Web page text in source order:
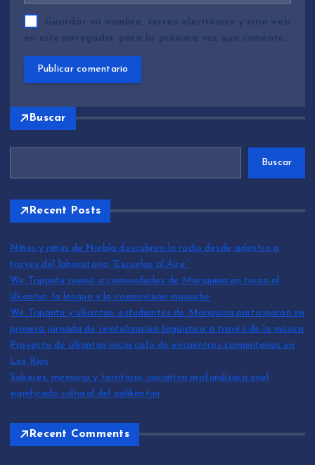
Guardar mi nombre, correo electrónico y sitio web
en este navegador para la próxima vez que comente.
Buscar
Buscar
Recent Posts
Niños y niñas de Niebla descubren la radio desde adentro a
través del laboratorio “Escuelas al Aire”
We Tripantü reunió a comunidades de Mariquina en torno al
ülkantun, la lengua y la cosmovisión mapuche
We Tripantü y ülkantun: estudiantes de Mariquina participaron en
primera jornada de revitalización lingüística a través de la música
Proyecto de ülkantun inicia ciclo de encuentros comunitarios en
Los Ríos
Saberes, memoria y territorio: iniciativa profundizará enel
significado cultural del palikantun
Recent Comments